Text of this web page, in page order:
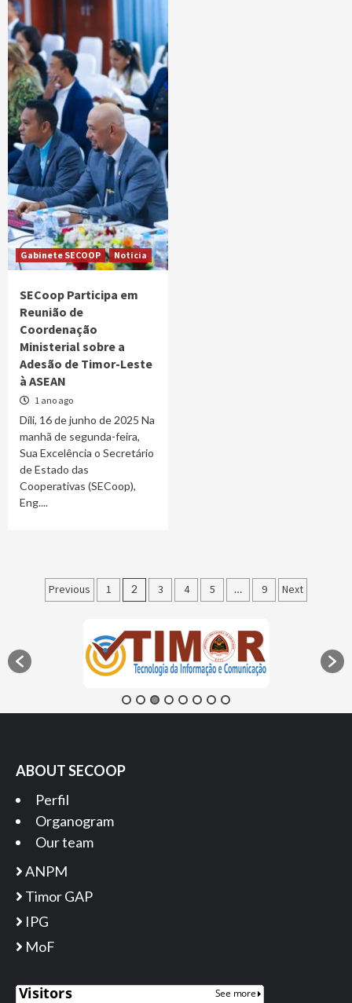
Gabinete SECOOP Noticia
SECoop Participa em
Reunião de
Coordenação
Ministerial sobre a
Adesão de Timor-Leste
à ASEAN
1 ano ago
Díli, 16 de junho de 2025 Na
manhã de segunda-feira,
Sua Excelência o Secretário
de Estado das
Cooperativas (SECoop),
Eng....
Paginação
conteúdos
Previous 1 2 3 4 5 … 9 Next
ABOUT SECOOP
Perfil
Organogram
Our team
ANPM
Timor GAP
IPG
MoF